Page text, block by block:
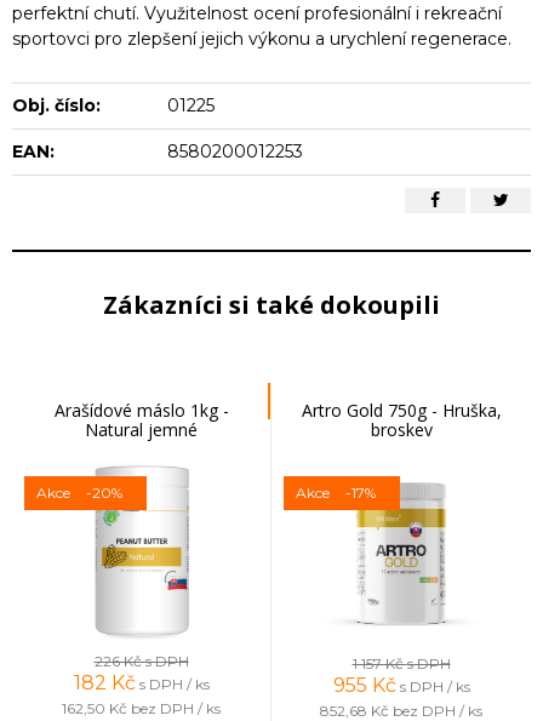
perfektní chutí. Využitelnost ocení profesionální i rekreační
sportovci pro zlepšení jejich výkonu a urychlení regenerace.
Obj. číslo: 01225
EAN: 8580200012253
Zákazníci si také dokoupili
Arašídové máslo 1kg -
Natural jemné
Akce -20%
226 Kčs DPH
182 Kč s DPH / ks
162,50 Kč bez DPH / ks
Artro Gold 750g - Hruška,
broskev
Akce -17%
1 157 Kčs DPH
955 Kč s DPH / ks
852,68 Kč bez DPH / ks